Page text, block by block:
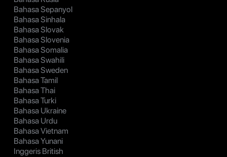
Bahasa Sepanyol
Bahasa Sinhala
Bahasa Slovak
Bahasa Slovenia
Bahasa Somalia
Bahasa Swahili
Bahasa Sweden
Bahasa Tamil
Bahasa Thai
Bahasa Turki
Bahasa Ukraine
Bahasa Urdu
Bahasa Vietnam
Bahasa Yunani
Inggeris British